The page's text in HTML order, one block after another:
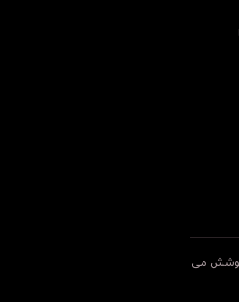
اروپا و لیگ خلیج فارس را پوشش می